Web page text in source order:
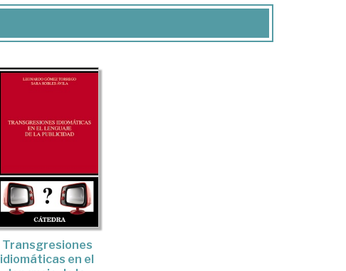
Transgresiones
idiomáticas en el